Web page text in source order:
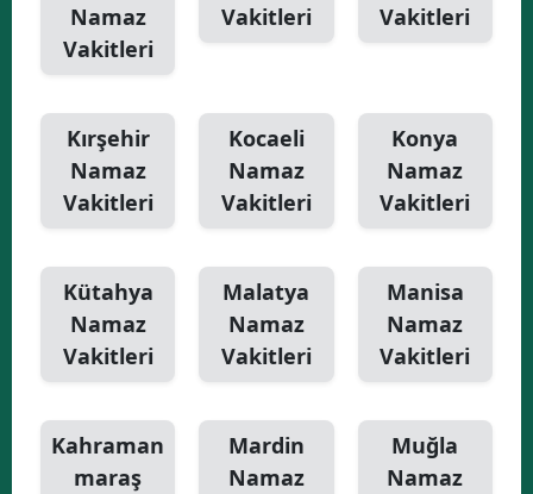
Namaz
Vakitleri
Vakitleri
Vakitleri
Kırşehir
Namaz
Vakitleri
Kocaeli
Namaz
Vakitleri
Konya
Namaz
Vakitleri
Kütahya
Namaz
Vakitleri
Malatya
Namaz
Vakitleri
Manisa
Namaz
Vakitleri
Kahraman
maraş
Mardin
Namaz
Muğla
Namaz